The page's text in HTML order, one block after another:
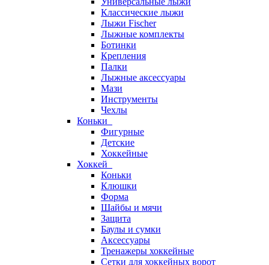
Классические лыжи
Лыжи Fischer
Лыжные комплекты
Ботинки
Крепления
Палки
Лыжные аксессуары
Мази
Инструменты
Чехлы
Коньки
Фигурные
Детские
Хоккейные
Хоккей
Коньки
Клюшки
Форма
Шайбы и мячи
Защита
Баулы и сумки
Аксессуары
Тренажеры хоккейные
Сетки для хоккейных ворот